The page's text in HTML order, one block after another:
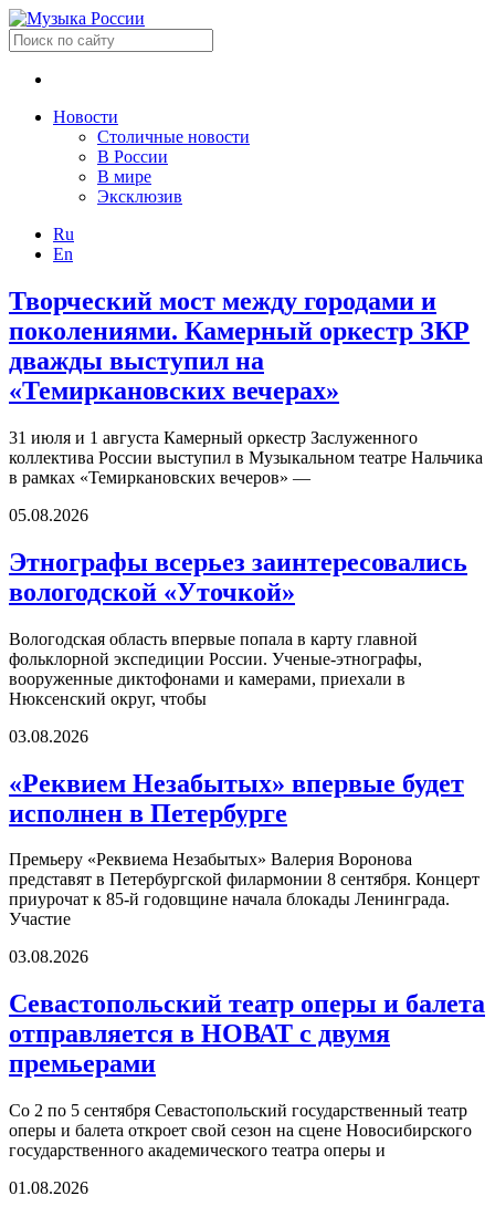
Новости
Столичные новости
В России
В мире
Эксклюзив
Ru
En
Творческий мост между городами и
поколениями. Камерный оркестр ЗКР
дважды выступил на
«Темиркановских вечерах»
31 июля и 1 августа Камерный оркестр Заслуженного
коллектива России выступил в Музыкальном театре Нальчика
в рамках «Темиркановских вечеров» —
05.08.2026
Этнографы всерьез заинтересовались
вологодской «Уточкой»
Вологодская область впервые попала в карту главной
фольклорной экспедиции России. Ученые-этнографы,
вооруженные диктофонами и камерами, приехали в
Нюксенский округ, чтобы
03.08.2026
«Реквием Незабытых» впервые будет
исполнен в Петербурге
Премьеру «Реквиема Незабытых» Валерия Воронова
представят в Петербургской филармонии 8 сентября. Концерт
приурочат к 85-й годовщине начала блокады Ленинграда.
Участие
03.08.2026
Севастопольский театр оперы и балета
отправляется в НОВАТ с двумя
премьерами
Со 2 по 5 сентября Севастопольский государственный театр
оперы и балета откроет свой сезон на сцене Новосибирского
государственного академического театра оперы и
01.08.2026